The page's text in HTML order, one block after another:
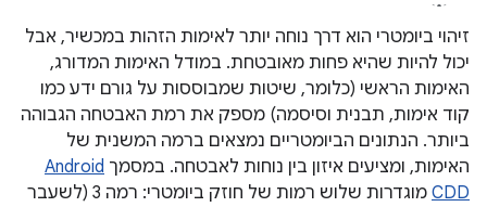
זיהוי ביומטרי הוא דרך נוחה יותר לאימות הזהות במכשיר, אבל
יכול להיות שהיא פחות מאובטחת. במודל האימות המדורג,
האימות הראשי (כלומר, שיטות שמבוססות על גורם ידע כמו
קוד אימות, תבנית וסיסמה) מספק את רמת האבטחה הגבוהה
ביותר. הנתונים הביומטריים נמצאים ברמה המשנית של
האימות, ומציעים איזון בין נוחות לאבטחה. במסמך Android
CDD
מוגדרות שלוש רמות של חוזק ביומטרי: רמה 3 (לשעבר